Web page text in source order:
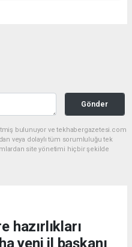
Gönder
bulunuyor ve tekhabergazetesi.com
veya dolaylı tüm sorumluluğu tek
site yönetimi hiçbir şekilde
hazırlıkları
yeni il başkanı